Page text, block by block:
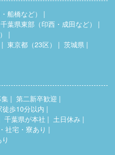
船橋など）
千葉県東部（印西・成田など）
東京都（23区）
茨城県
第二新卒歓迎
徒歩10分以内
千葉県が本社
土日休み
社宅・寮あり